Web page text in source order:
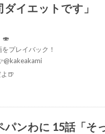
イエットです」
🍣
プレイバック！
🍺
ンわに 15話「そ